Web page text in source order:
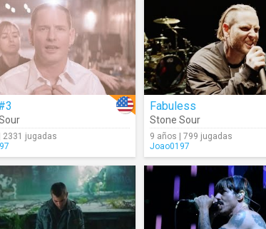
2331 jugadas
Fabuless
Stone Sour
9 años | 799 jugadas
Joao0197